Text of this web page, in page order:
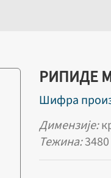
РИПИДЕ
Шифра
Димензије:
Тежина:3480